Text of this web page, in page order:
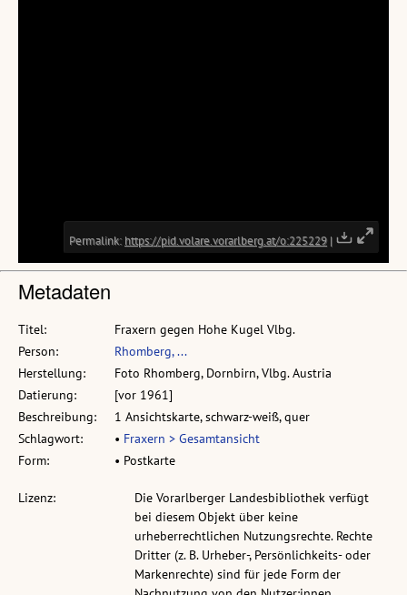
Metadaten
Titel:
Fraxern gegen Hohe Kugel Vlbg.
Person:
Rhomberg, ...
Herstellung:
Foto Rhomberg, Dornbirn, Vlbg. Austria
Datierung:
[vor 1961]
Beschreibung:
1 Ansichtskarte, schwarz-weiß, quer
Schlagwort:
• Fraxern > Gesamtansicht
Form:
• Postkarte
Lizenz:
Die Vorarlberger Landesbibliothek verfügt
bei diesem Objekt über keine
urheberrechtlichen Nutzungsrechte. Rechte
Dritter (z. B. Urheber-, Persönlichkeits- oder
Markenrechte) sind für jede Form der